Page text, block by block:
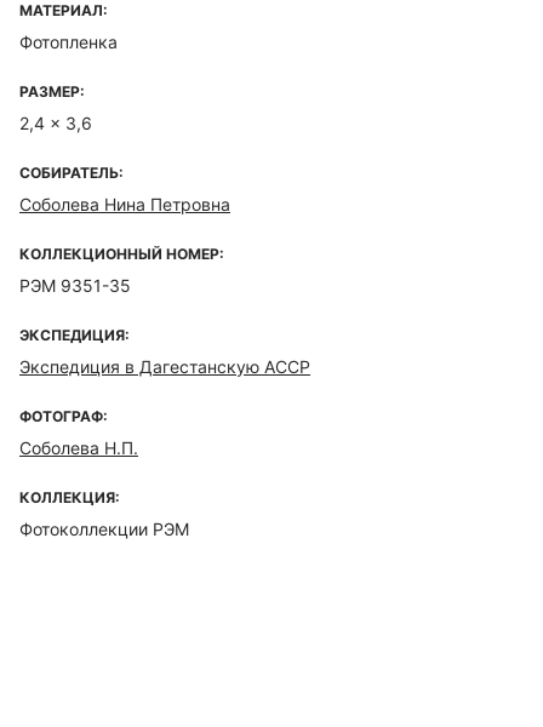
МАТЕРИАЛ:
Фотопленка
РАЗМЕР:
2,4 x 3,6
СОБИРАТЕЛЬ:
Соболева Нина Петровна
КОЛЛЕКЦИОННЫЙ НОМЕР:
РЭМ 9351-35
ЭКСПЕДИЦИЯ:
Экспедиция в Дагестанскую АССР
ФОТОГРАФ:
Соболева Н.П.
КОЛЛЕКЦИЯ:
Фотоколлекции РЭМ